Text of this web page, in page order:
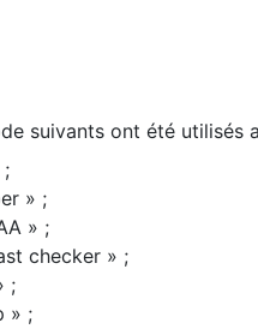
suivants ont été utilisés
;
» ;
» ;
checker » ;
;
» ;